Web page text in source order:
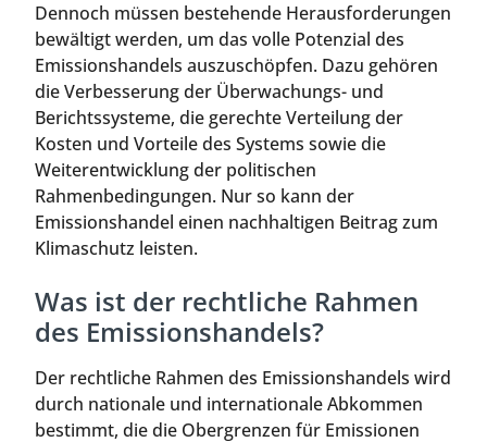
Dennoch müssen bestehende Herausforderungen
bewältigt werden, um das volle Potenzial des
Emissionshandels auszuschöpfen. Dazu gehören
die Verbesserung der Überwachungs- und
Berichtssysteme, die gerechte Verteilung der
Kosten und Vorteile des Systems sowie die
Weiterentwicklung der politischen
Rahmenbedingungen. Nur so kann der
Emissionshandel einen nachhaltigen Beitrag zum
Klimaschutz leisten.
Was ist der rechtliche Rahmen
des Emissionshandels?
Der rechtliche Rahmen des Emissionshandels wird
durch nationale und internationale Abkommen
bestimmt, die die Obergrenzen für Emissionen